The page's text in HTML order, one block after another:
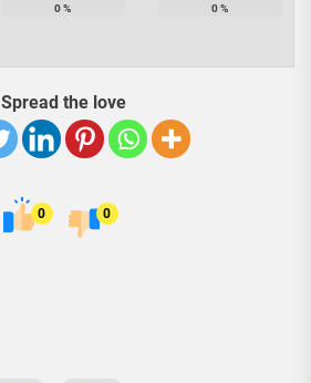
0% 0%
Spread the love
0 0